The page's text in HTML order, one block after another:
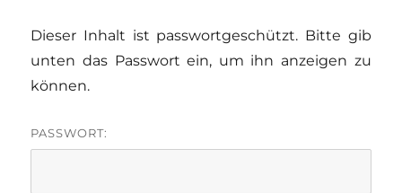
Dieser Inhalt ist passwortgeschützt. Bitte gib
unten das Passwort ein, um ihn anzeigen zu
können.
PASSWORT: